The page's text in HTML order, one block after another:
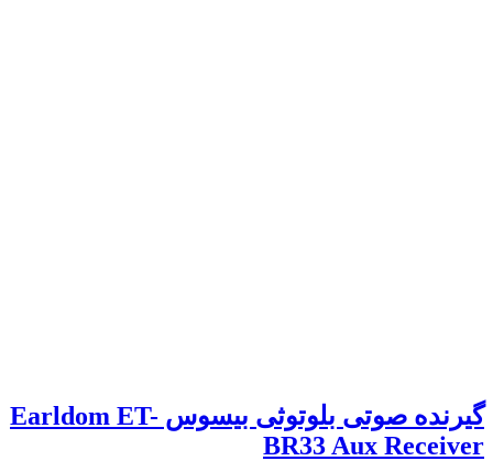
گیرنده صوتی بلوتوثی بیسوس Earldom ET-
BR33 Aux Receiver